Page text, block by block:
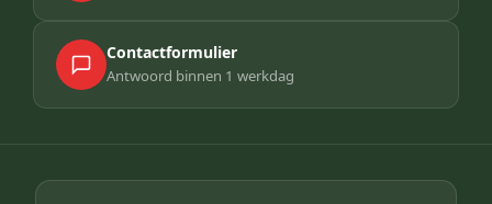
Contactformulier
Antwoord binnen 1 werkdag